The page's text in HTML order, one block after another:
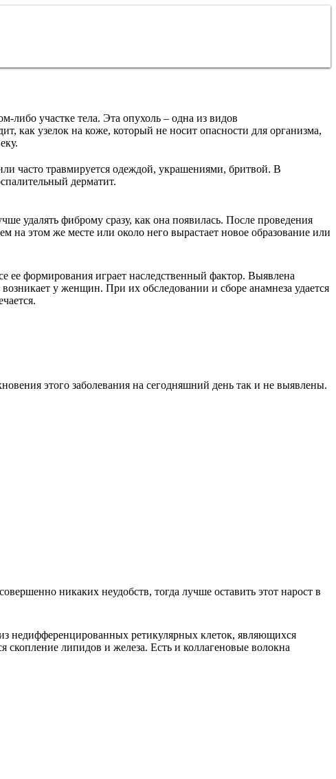
либо участке тела. Эта опухоль – одна из видов
как узелок на коже, который не носит опасности для организма,
часто травмируется одеждой, украшениями, бритвой. В
дерматит.
удалять фиброму сразу, как она появилась. После проведения
на этом же месте или около него вырастает новое образование или
формирования играет наследственный фактор. Выявлена
возникает у женщин. При их обследовании и сборе анамнеза удается
этого заболевания на сегодняшний день так и не выявлены.
никаких неудобств, тогда лучше оставить этот нарост в
недифференцированных ретикулярных клеток, являющихся
липидов и железа. Есть и коллагеновые волокна